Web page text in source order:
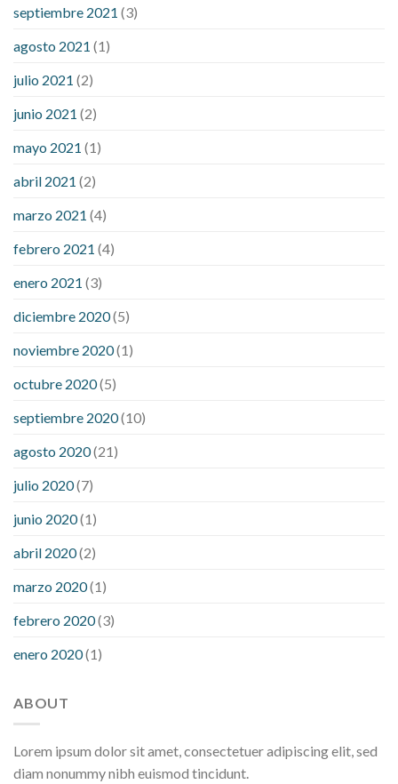
septiembre 2021 (3)
agosto 2021 (1)
julio 2021 (2)
junio 2021 (2)
mayo 2021 (1)
abril 2021 (2)
marzo 2021 (4)
febrero 2021 (4)
enero 2021 (3)
diciembre 2020(5)
noviembre 2020(1)
octubre 2020(5)
septiembre 2020(10)
agosto 2020(21)
julio 2020(7)
junio 2020(1)
abril 2020(2)
marzo 2020(1)
febrero 2020(3)
enero 2020(1)
ABOUT
Lorem ipsum dolor sit amet, consectetuer adipiscing elit, sed
diam nonummy nibh euismod tincidunt.